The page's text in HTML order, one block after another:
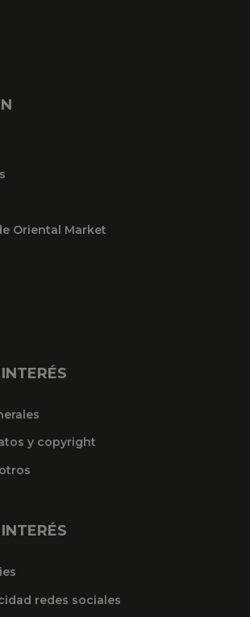
Oriental Market
y copyright
redes sociales